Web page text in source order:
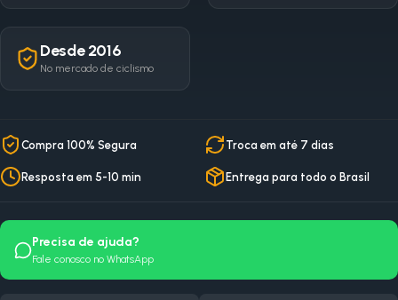
Desde 2016
No mercado de ciclismo
Compra 100% Segura Troca em até 7 dias
Resposta em 5-10 min Entrega para todo o Brasil
Precisa de ajuda?
Fale conosco no WhatsApp